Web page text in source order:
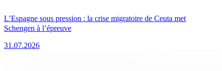
L’Espagne sous pression : la crise migratoire de Ceuta met
Schengen à l’épreuve
31.07.2026